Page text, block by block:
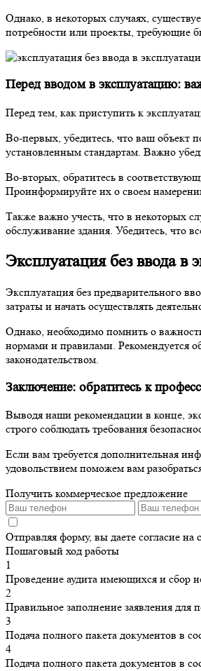
Однако, в некоторых случаях,
потребности или проекты, требующие
Перед вводом в эксплуатацию:
Перед тем, как приступить к
Во-первых, убедитесь, что ваш объект
установленным стандартам. Важно
Во-вторых, обратитесь в
Проинформируйте их о своем
Также важно учесть, что в некоторых
обслуживание здания. Убедитесь, что
Эксплуатация без ввода
Эксплуатация без предварительного
затраты и начать осуществлять
Однако, необходимо помнить о
нормами и правилами. Рекомендуется
законодательством.
Заключение: обратитесь к
Выводя наши рекомендации в конце,
строго соблюдать требования
Если вам требуется дополнительная
удовольствием поможем вам
Получить коммерческое предложение
Отправляя форму, вы даете согласие
Пошаговый ход работы
1
Проведение аудита имеющихся и сбор
2
Правильное заполнение заявления для
3
Подача полного пакета документов в
4
Подача полного пакета документов в